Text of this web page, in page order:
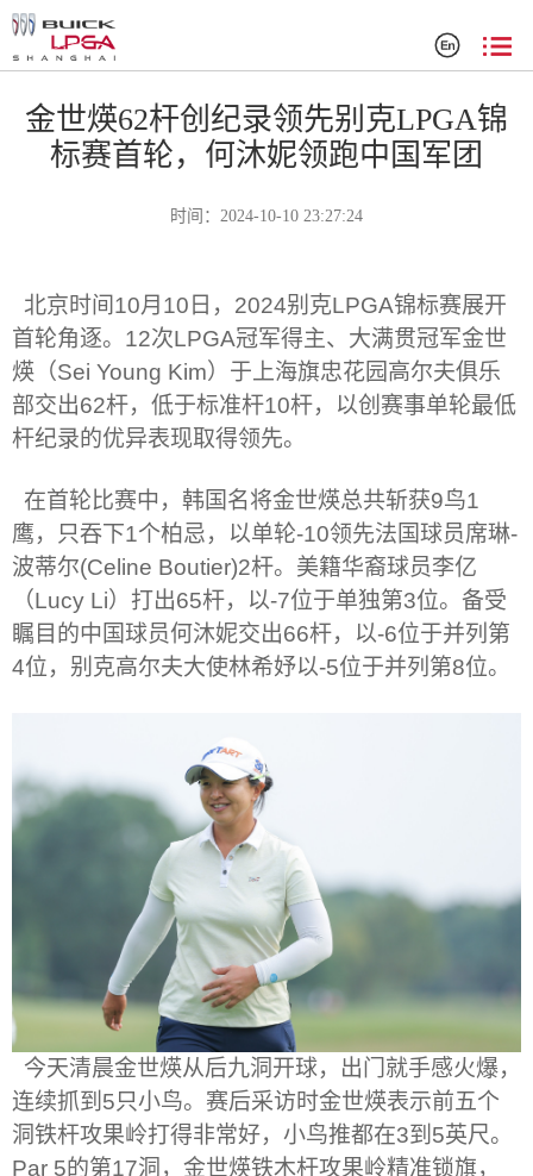
金世煐62杆创纪录领先别克LPGA锦
标赛首轮，何沐妮领跑中国军团
时间：2024-10-10 23:27:24
北京时间 10月 10 日， 2024别克LPGA锦标赛展开
首轮角逐。 12次LPGA冠军得主、大满贯冠军金世
煐（Sei Young Kim）于上海旗忠花园高尔夫俱乐
部交出62杆，低于标准杆10杆，以创赛事单轮最低
杆纪录的优异表现取得领先。
在首轮比赛中，韩国名将金世煐总共斩获9鸟1
鹰，只吞下1个柏忌，以单轮-10领先法国球员席琳-
波蒂尔(Celine Boutier)2杆。美籍华裔球员李亿
（Lucy Li）打出65杆，以-7位于单独第3位。备受
瞩目的中国球员何沐妮交出66杆，以-6位于并列第
4位，别克高尔夫大使林希妤以-5位于并列第8位。
今天清晨金世煐从后九洞开球，出门就手感火爆，
连续抓到 5只小鸟。赛后采访时金世煐表示前五个
洞铁杆攻果岭打得非常好，小鸟推都在3到 5英尺。
Par 5的第17洞，金世煐铁木杆攻果岭精准锁旗，